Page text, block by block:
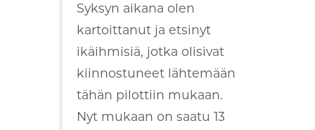
Syksyn aikana olen
kartoittanut ja etsinyt
ikäihmisiä, jotka olisivat
kiinnostuneet lähtemään
tähän pilottiin mukaan.
Nyt mukaan on saatu 13